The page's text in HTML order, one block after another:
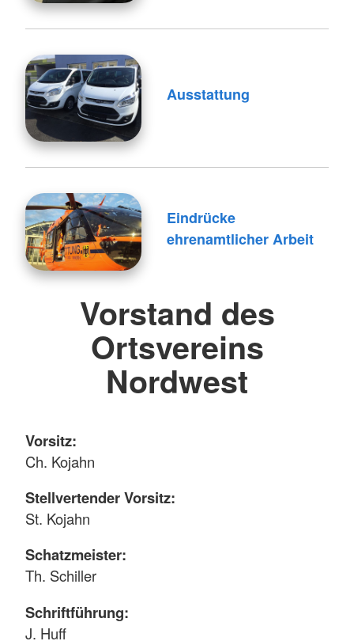
Ausstattung
Eindrücke
ehrenamtlicher Arbeit
Vorstand des
Ortsvereins
Nordwest
Vorsitz:
Ch. Kojahn
Stellvertender Vorsitz:
St. Kojahn
Schatzmeister:
Th. Schiller
Schriftführung:
J. Huff